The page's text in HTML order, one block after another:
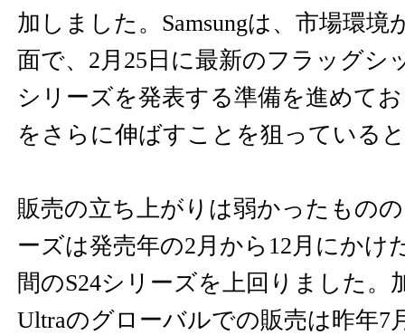
加しました。Samsungは、市場環
面で、2月25日に最新のフラッグシ
シリーズを発表する準備を進めて
をさらに伸ばすことを狙っている
販売の立ち上がりは弱かったものの
ーズは発売年の2月から12月にかけ
間のS24シリーズを上回りました。
Ultraのグローバルでの販売は昨年7